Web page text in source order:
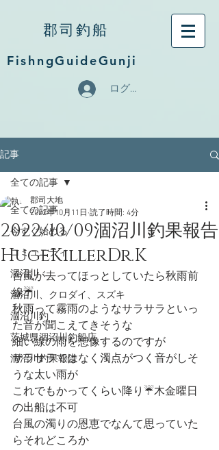
郡司釣船
FishngGuideGunji
ログイン
記事
全ての記事
今すぐ始める
コミュニティ
涸沼川
涸沼川、クロダイ、スズキ
涸沼川釣
茨城県涸沼川釣船店
涸沼川釣果報告
全ての記事
2022/10/09涸沼川釣果報告
HugeKillerDr.K
郡司大地
2022年10月11日 読了時間: 4分
台風が去ってほっとしていたら秋雨前
線☔️
秋雨って霧雨のようなサラサラといっ
た音が聞こえてきそうな
細い線の雨を想像するのですが
サラサラではなく濁点がつく音がしそ
うな太い雨が
これでもかってくらい降り☔️木金曜日
の出船は不可
台風の濁りの恩恵でなんて思っていた
らそれどころか